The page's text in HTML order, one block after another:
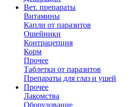
Вет. препараты
Витамины
Капли от паразитов
Ошейники
Контрацепция
Корм
Прочее
Таблетки от паразитов
Препараты для глаз и ушей
Прочее
Лакомства
Оборудование